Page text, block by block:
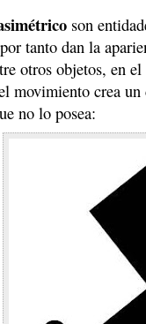
son
tanto dan la
otros objetos, en
movimiento crea
no lo posea: